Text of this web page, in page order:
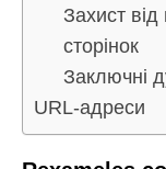
Захист
сторінок
Заключні
URL-адреси